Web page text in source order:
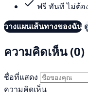
ฟรี ทันที ไม่ต้อ
วางแผนเส้นทางของฉัน
ความคิดเห็น (0)
ชื่อที่แสดง
ความคิดเห็น